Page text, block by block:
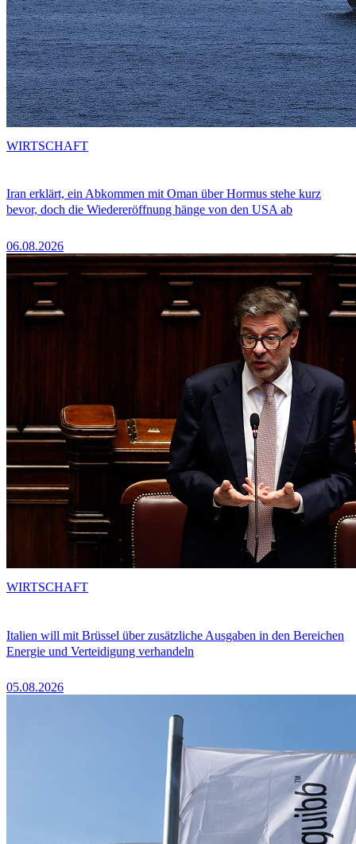
Iran erklärt, ein Abkommen mit Oman über Hormus stehe kurz
bevor, doch die Wiedereröffnung hänge von den USA ab
06.08.2026
WIRTSCHAFT
Italien will mit Brüssel über zusätzliche Ausgaben in den Bereichen
Energie und Verteidigung verhandeln
05.08.2026
WIRTSCHAFT